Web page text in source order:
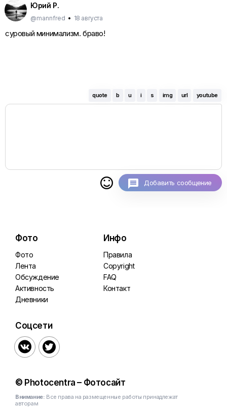
Юрий Р.
@mannfred • 18 августа
суровый минимализм. браво!
quote b u i s img url youtube
 Добавить сообщение
Фото
Фото
Лента
Обсуждение
Активность
Дневники
Инфо
Правила
Copyright
FAQ
Контакт
Соцсети
 
© Photocentra – Фотосайт
Внимание: Все права на размещенные работы принадлежат
авторам